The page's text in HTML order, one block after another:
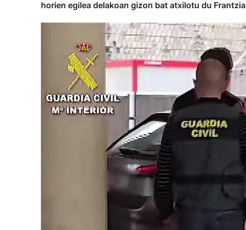
horien egilea delakoan gizon bat atxilotu du